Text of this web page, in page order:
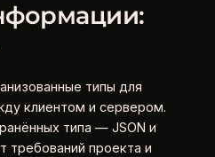
типы для
клиентом и сервером.
типа — JSON и
требований проекта и